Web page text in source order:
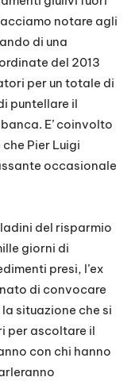
notare agli
di una
del 2013
per un totale di
puntellare il
E’ coinvolto
Pier Luigi
occasionale
del risparmio
giorni di
presi, l’ex
di convocare
situazione che si
per ascoltare il
con chi hanno